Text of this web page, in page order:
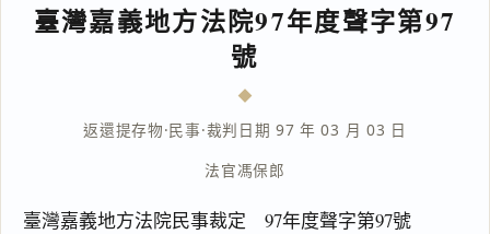
臺灣嘉義地方法院97年度聲字第97
號
返還提存物·民事·裁判日期 97 年 03 月 03 日
法官馮保郎
臺灣嘉義地方法院民事裁定 97年度聲字第97號